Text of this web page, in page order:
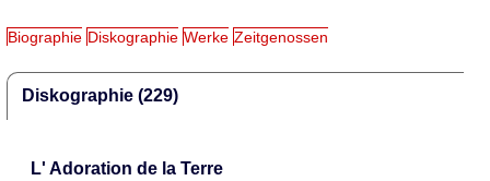
Biographie Diskographie Werke Zeitgenossen
Diskographie (229)
L' Adoration de la Terre